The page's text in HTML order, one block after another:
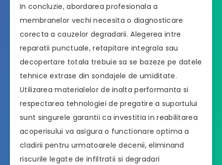
In concluzie, abordarea profesionala a
membranelor vechi necesita o diagnosticare
corecta a cauzelor degradarii. Alegerea intre
reparatii punctuale, retapitare integrala sau
decopertare totala trebuie sa se bazeze pe datele
tehnice extrase din sondajele de umiditate.
Utilizarea materialelor de inalta performanta si
respectarea tehnologiei de pregatire a suportului
sunt singurele garantii ca investitia in reabilitarea
acoperisului va asigura o functionare optima a
cladirii pentru urmatoarele decenii, eliminand
riscurile legate de infiltratii si degradari